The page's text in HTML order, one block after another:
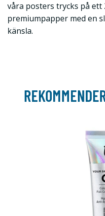
våra posters trycks på ett
premiumpapper med en
känsla.